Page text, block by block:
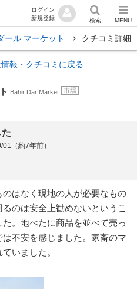
ログイン
新規登録
検索 MENU
ール マーケット クチコミ詳細
報・クチコミに戻る
Bahir Dar Market 市場
（約7年前）
はなく現地の人が必要なもの
のは安全上勧めないというこ
。地べたに商品を並べて売っ
不安を感じました。家畜のマ
いました。